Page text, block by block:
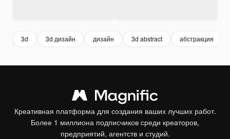
3d 3d дизайн дизайн 3d abstract абстракция
Креативная платформа для создания ваших лучших работ.
Более 1 миллиона подписчиков среди креаторов,
предприятий, агентств и студий.